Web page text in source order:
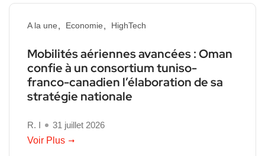
A la une Economie HighTech
Mobilités aériennes avancées : Oman
confie à un consortium tuniso-
franco-canadien l’élaboration de sa
stratégie nationale
R. I
31 juillet 2026
Voir Plus